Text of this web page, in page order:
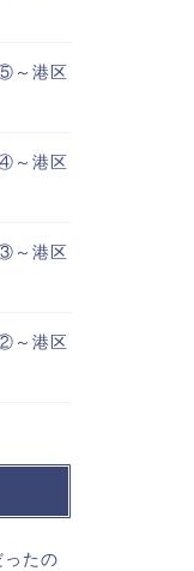
～港区
～港区
～港区
～港区
ったの